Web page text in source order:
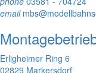
email
Erligheimer Ring 6
02829 Markersdorf